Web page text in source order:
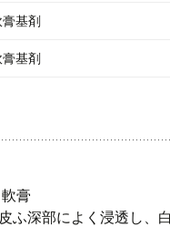
膏基剤
膏基剤
膏
ふ深部によく浸透し、